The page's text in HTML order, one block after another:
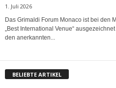
1. Juli 2026
Das Grimaldi Forum Monaco ist bei den
„Best International Venue“
den anerkannten...
BELIEBTE ARTIKEL